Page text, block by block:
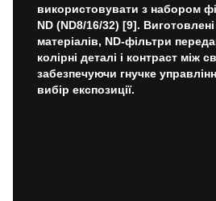
використовувати з набором
ND (ND8/16/32) [9].
матеріалів, ND-фільтри
колірні деталі і контраст між
забезпечуючи гнучке
вибір експозиції.